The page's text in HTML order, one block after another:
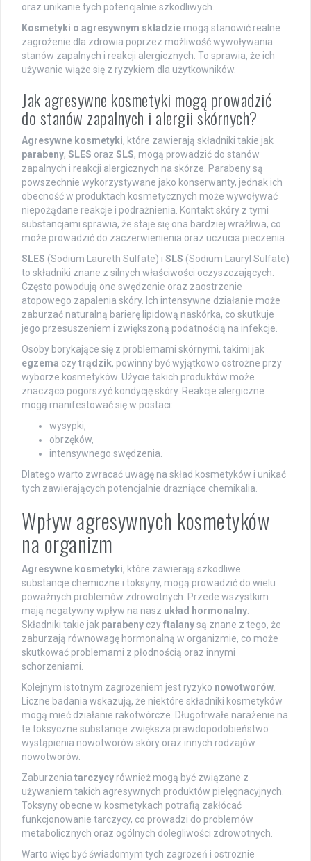
oraz unikanie tych potencjalnie szkodliwych.
Kosmetyki o agresywnym składzie mogą stanowić realne
zagrożenie dla zdrowia poprzez możliwość wywoływania
stanów zapalnych i reakcji alergicznych. To sprawia, że ich
używanie wiąże się z ryzykiem dla użytkowników.
Jak agresywne kosmetyki mogą prowadzić
do stanów zapalnych i alergii skórnych?
Agresywne kosmetyki, które zawierają składniki takie jak
parabeny, SLES oraz SLS, mogą prowadzić do stanów
zapalnych i reakcji alergicznych na skórze. Parabeny są
powszechnie wykorzystywane jako konserwanty, jednak ich
obecność w produktach kosmetycznych może wywoływać
niepożądane reakcje i podrażnienia. Kontakt skóry z tymi
substancjami sprawia, że staje się ona bardziej wrażliwa, co
może prowadzić do zaczerwienienia oraz uczucia pieczenia.
SLES (Sodium Laureth Sulfate) i SLS (Sodium Lauryl Sulfate)
to składniki znane z silnych właściwości oczyszczających.
Często powodują one swędzenie oraz zaostrzenie
atopowego zapalenia skóry. Ich intensywne działanie może
zaburzać naturalną barierę lipidową naskórka, co skutkuje
jego przesuszeniem i zwiększoną podatnością na infekcje.
Osoby borykające się z problemami skórnymi, takimi jak
egzema czytrądzik, powinny być wyjątkowo ostrożne przy
wyborze kosmetyków. Użycie takich produktów może
znacząco pogorszyć kondycję skóry. Reakcje alergiczne
mogą manifestować się w postaci:
wysypki,
obrzęków,
intensywnego swędzenia.
Dlatego warto zwracać uwagę na skład kosmetyków i unikać
tych zawierających potencjalnie drażniące chemikalia.
Wpływ agresywnych kosmetyków
na organizm
Agresywne kosmetyki, które zawierają szkodliwe
substancje chemiczne i toksyny, mogą prowadzić do wielu
poważnych problemów zdrowotnych. Przede wszystkim
mają negatywny wpływ na nasz układ hormonalny.
Składniki takie jak parabeny czyftalanysą znane z tego, że
zaburzają równowagę hormonalną w organizmie, co może
skutkować problemami z płodnością oraz innymi
schorzeniami.
Kolejnym istotnym zagrożeniem jest ryzyko nowotworów.
Liczne badania wskazują, że niektóre składniki kosmetyków
mogą mieć działanie rakotwórcze. Długotrwałe narażenie na
te toksyczne substancje zwiększa prawdopodobieństwo
wystąpienia nowotworów skóry oraz innych rodzajów
nowotworów.
Zaburzenia tarczycy również mogą być związane z
używaniem takich agresywnych produktów pielęgnacyjnych.
Toksyny obecne w kosmetykach potrafią zakłócać
funkcjonowanie tarczycy, co prowadzi do problemów
metabolicznych oraz ogólnych dolegliwości zdrowotnych.
Warto więc być świadomym tych zagrożeń i ostrożnie